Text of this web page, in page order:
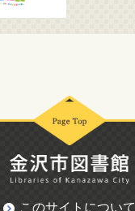
このサイトについて